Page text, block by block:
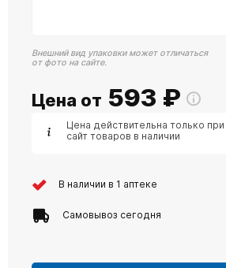
Внешний вид упаковки может отличаться
от фото на сайте.
Цена от 593 ₽
Цена действительна только при
сайт товаров в наличии
В наличии в 1 аптеке
Самовывоз сегодня